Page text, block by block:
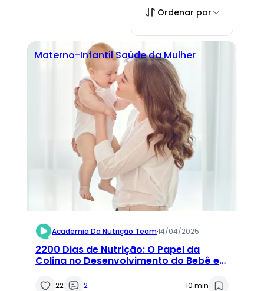
Ordenar por
Materno-InfantilSaúde da Mulher
Academia Da Nutrição Team·14/04/2025
2200 Dias de Nutrição: O Papel da
Colina no Desenvolvimento do Bebê e
22 2 10 min